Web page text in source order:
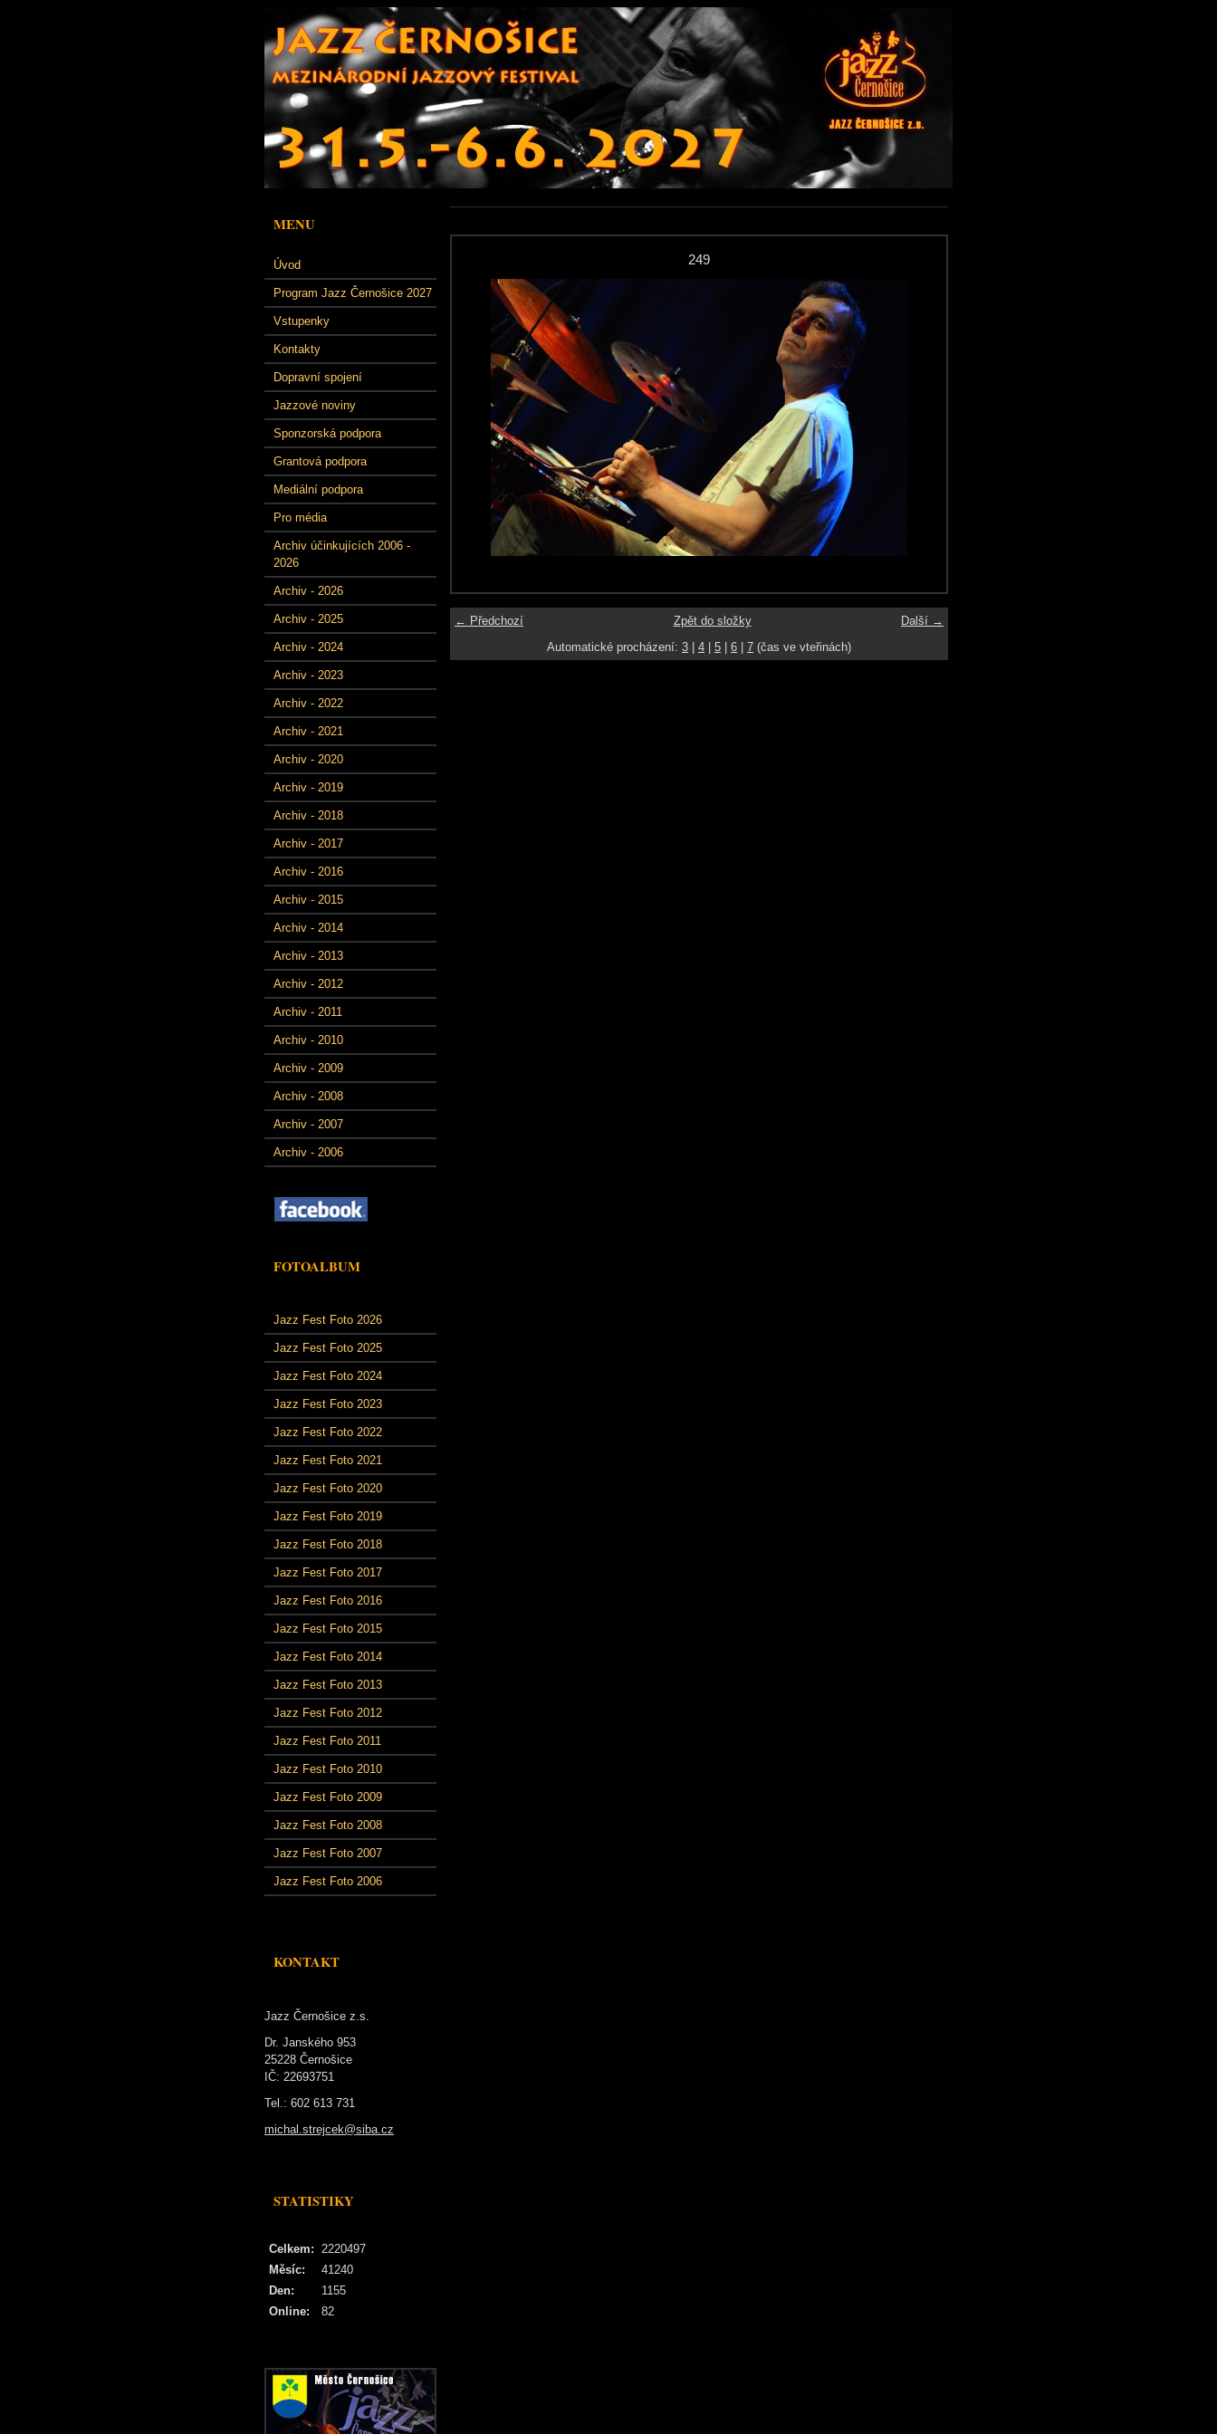
MENU
Úvod
Program Jazz Černošice 2027
Vstupenky
Kontakty
Dopravní spojení
Jazzové noviny
Sponzorská podpora
Grantová podpora
Mediální podpora
Pro média
Archiv účinkujících 2006 -
2026
Archiv - 2026
Archiv - 2025
Archiv - 2024
Archiv - 2023
Archiv - 2022
Archiv - 2021
Archiv - 2020
Archiv - 2019
Archiv - 2018
Archiv - 2017
Archiv - 2016
Archiv - 2015
Archiv - 2014
Archiv - 2013
Archiv - 2012
Archiv - 2011
Archiv - 2010
Archiv - 2009
Archiv - 2008
Archiv - 2007
Archiv - 2006
FOTOALBUM
Jazz Fest Foto 2026
Jazz Fest Foto 2025
Jazz Fest Foto 2024
Jazz Fest Foto 2023
Jazz Fest Foto 2022
Jazz Fest Foto 2021
Jazz Fest Foto 2020
Jazz Fest Foto 2019
Jazz Fest Foto 2018
Jazz Fest Foto 2017
Jazz Fest Foto 2016
Jazz Fest Foto 2015
Jazz Fest Foto 2014
Jazz Fest Foto 2013
Jazz Fest Foto 2012
Jazz Fest Foto 2011
Jazz Fest Foto 2010
Jazz Fest Foto 2009
Jazz Fest Foto 2008
Jazz Fest Foto 2007
Jazz Fest Foto 2006
KONTAKT
Jazz Černošice z.s.
Dr. Janského 953
25228 Černošice
IČ: 22693751
Tel.: 602 613 731
michal.strejcek@siba.cz
STATISTIKY
Online: 82
Celkem: 2220497
Měsíc:
41240
Den:
1155
249
← Předchozí Další →
Zpět do složky
Automatické procházení: 3 4 5 6 7 (čas ve vteřinách)